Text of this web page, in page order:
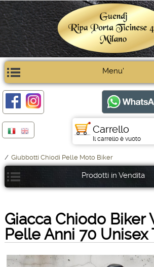
Menu'
Carrello
Il carrello è vuoto
/ Giubbotti Chiodi Pelle Moto Biker
Prodotti in Vendita
Giacca Chiodo Biker
Pelle Anni 70 Unisex